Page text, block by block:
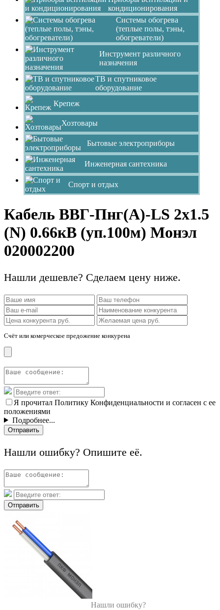
кондиционирования
Системы обогрева
(теплые полы, тэны,
обогреватели)
Инструмент различного
назначения
ТВ и спутниковое
оборудование
Крепеж
Хозтовары
Бытовые электроприборы
Инженерная сантехника
Спорт и отдых
Кабель ВВГ-Пнг(А)-LS 2х1.5
(N) 0.66кВ (уп.100м) Монэл
020002200
Нашли дешевле? Сделаем цену ниже.
Счёт или комерческое предожение конкурена
Я прочитал Политику Конфиденциальности и согласен с ее
положениями
Подробнее...
Отправить
Нашли ошибку? Опишите её.
Отправить
Нашли ошибку?